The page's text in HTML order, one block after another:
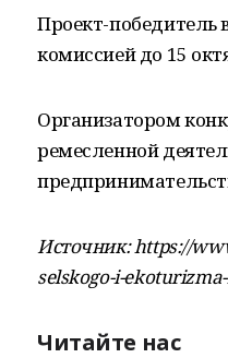
Проект-победитель
комиссией до 15
Организатором
ремесленной
Источник: https://
selskogo-i-
Читайте нас